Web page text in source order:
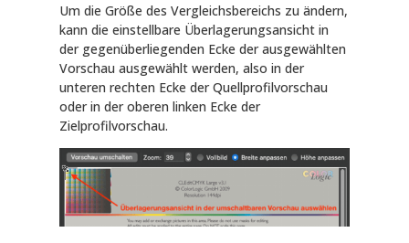
Um die Größe des Vergleichsbereichs zu ändern,
kann die einstellbare Überlagerungsansicht in
der gegenüberliegenden Ecke der ausgewählten
Vorschau ausgewählt werden, also in der
unteren rechten Ecke der Quellprofilvorschau
oder in der oberen linken Ecke der
Zielprofilvorschau.